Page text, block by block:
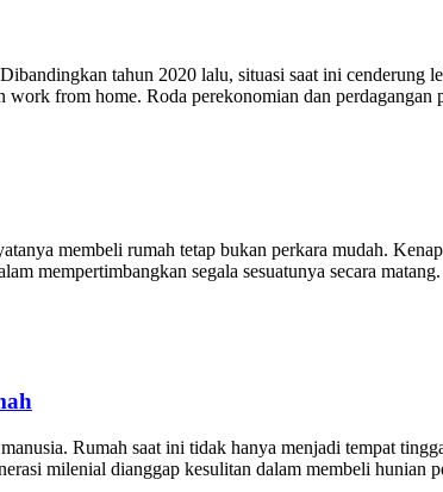
tahun 2020 lalu, situasi saat ini cenderung
work from home. Roda perekonomian dan
membeli rumah tetap bukan perkara mudah.
mempertimbangkan segala sesuatunya secara
Rumah saat ini tidak hanya menjadi tempat
milenial dianggap kesulitan dalam membeli